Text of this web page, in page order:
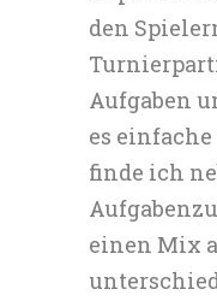
den
Aufgaben
es
finde ich
einen Mix